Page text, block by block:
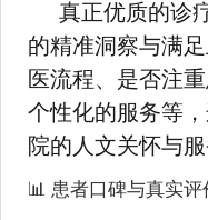
真正优质的诊
的精准洞察与满
医流程、是否注
个性化的服务等
院的人文关怀与服
📊 患者口碑与真实评